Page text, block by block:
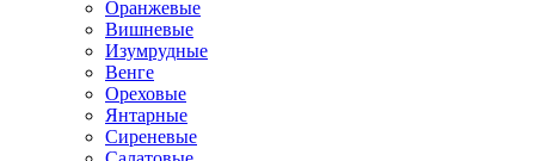
Оранжевые
Вишневые
Изумрудные
Венге
Ореховые
Янтарные
Сиреневые